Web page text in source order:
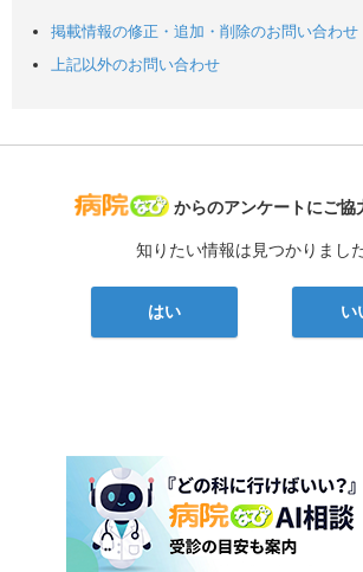
掲載情報の修正・追加・削除のお問い合わせ
上記以外のお問い合わせ
病院なび
からのアンケートにご協
知りたい情報は見つかりまし
はい い